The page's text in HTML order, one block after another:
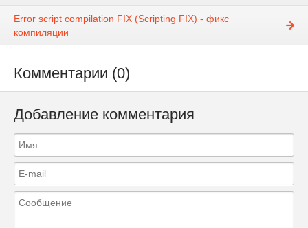
Error script compilation FIX (Scripting FIX) - фикс
компиляции
Комментарии (0)
Добавление комментария